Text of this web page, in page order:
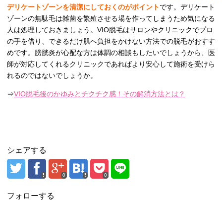
デリケートゾーンを清潔にしておくのがポイントです。デリケート
ゾーンの無駄毛は雑菌を繁殖させる場を作ってしまうため気になる
人は処理しておきましょう。VIO脱毛はサロンやクリニックでプロ
の手を借り、できるだけ肌へ負担をかけない方法での脱毛がおすす
めです。膀胱炎が心配な方は体調の相談もしたいでしょうから、医
師が対応してくれるクリニックであればより安心して施術を受けら
れるのではないでしょうか。
⇒VIO脱毛後のかゆみとチクチク感！その解消方法とは？
シェアする
0 0
フォローする